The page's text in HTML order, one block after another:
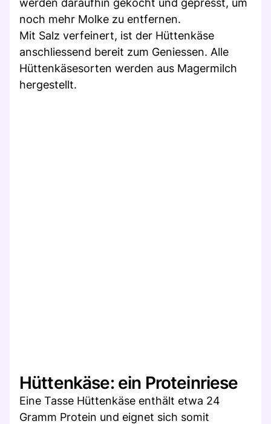
werden daraufhin gekocht und gepresst, um
noch mehr Molke zu entfernen.
Mit Salz verfeinert, ist der Hüttenkäse
anschliessend bereit zum Geniessen. Alle
Hüttenkäsesorten werden aus Magermilch
hergestellt.
Hüttenkäse: ein Proteinriese
Eine Tasse Hüttenkäse enthält etwa 24
Gramm Protein und eignet sich somit